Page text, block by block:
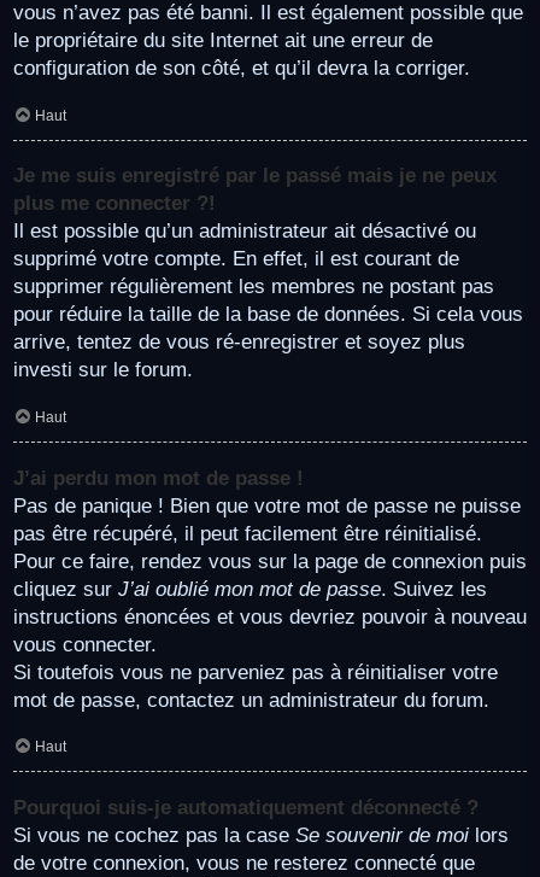
vous n’avez pas été banni. Il est également possible que
le propriétaire du site Internet ait une erreur de
configuration de son côté, et qu’il devra la corriger.
Haut
Je me suis enregistré par le passé mais je ne peux
plus me connecter ?!
Il est possible qu’un administrateur ait désactivé ou
supprimé votre compte. En effet, il est courant de
supprimer régulièrement les membres ne postant pas
pour réduire la taille de la base de données. Si cela vous
arrive, tentez de vous ré-enregistrer et soyez plus
investi sur le forum.
Haut
J’ai perdu mon mot de passe !
Pas de panique ! Bien que votre mot de passe ne puisse
pas être récupéré, il peut facilement être réinitialisé.
Pour ce faire, rendez vous sur la page de connexion puis
cliquez sur J’ai oublié mon mot de passe. Suivez les
instructions énoncées et vous devriez pouvoir à nouveau
vous connecter.
Si toutefois vous ne parveniez pas à réinitialiser votre
mot de passe, contactez un administrateur du forum.
Haut
Pourquoi suis-je automatiquement déconnecté ?
Si vous ne cochez pas la case Se souvenir de moi lors
de votre connexion, vous ne resterez connecté que